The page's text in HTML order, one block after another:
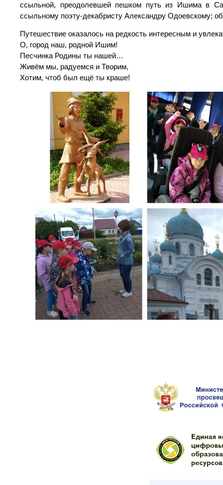
ссыльной, преодолевшей пешком путь из Ишима в
ссыльному поэту-декабристу Александру Одоевскому;
Путешествие оказалось на редкость интересным и
О, город наш, родной Ишим!
Песчинка Родины ты нашей…
Живём мы, радуемся и Творим,
Хотим, чтоб был ещё ты краше!